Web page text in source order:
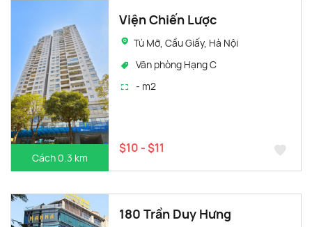
Cách 0.3 km
Viện Chiến Lược
Tú Mỡ, Cầu Giấy, Hà Nội
Văn phòng Hạng C
- m2
$10 - $11
180 Trần Duy Hưng